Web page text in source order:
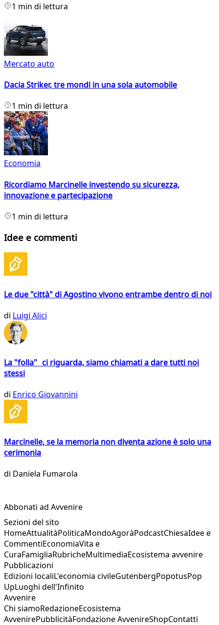
1 min di lettura
Mercato auto
Dacia Striker, tre mondi in una sola automobile
1 min di lettura
Economia
Ricordiamo Marcinelle investendo su sicurezza,
innovazione e partecipazione
1 min di lettura
Idee e commenti
Le due "città" di Agostino vivono entrambe dentro di noi
di Luigi Alici
La "folla" ci riguarda, siamo chiamati a dare tutti noi
stessi
di Enrico Giovannini
Marcinelle, se la memoria non diventa azione è solo una
cerimonia
di Daniela Fumarola
Abbonati ad Avvenire
Sezioni del sito
HomeAttualitàPoliticaMondoAgoràPodcastChiesaIdee e
CommentiEconomiaVita e
CuraFamigliaRubricheMultimediaEcosistema avvenire
Pubblicazioni
Edizioni localiL'economia civileGutenbergPopotusPop
UpLuoghi dell'Infinito
Avvenire
Chi siamoRedazioneEcosistema
AvvenirePubblicitàFondazione AvvenireShopContatti